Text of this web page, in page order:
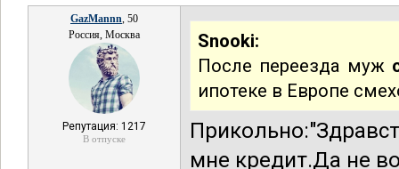
GazMannn, 50
Россия, Москва
Репутация: 1217
В отпуске
Snooki:
После переезда муж
ипотеке в Европе
мне кредит.Да не